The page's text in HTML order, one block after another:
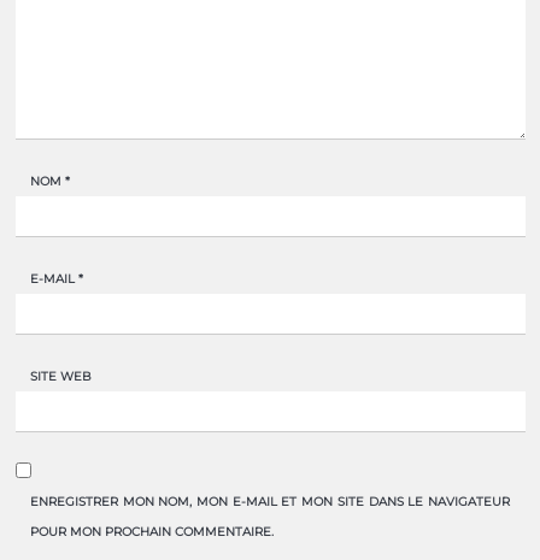
NOM *
E-MAIL*
SITE WEB
ENREGISTRER MON NOM, MON E-MAIL ET MON SITE DANS LE NAVIGATEUR
POUR MON PROCHAIN COMMENTAIRE.